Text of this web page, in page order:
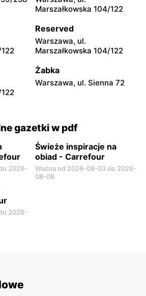
Carrefour
Krasickiego 1 b
Carrefour
63a
Carrefour
Marszałkowska 104/122
Reserved
Warszawa, ul.
Marszałkowska 104/122
Żabka
Warszawa, ul. Sienna 72
gazetki w pdf
2026-
Świeże inspiracje na
obiad - Carrefour
Ważna od 2026-08-03 do 2026-
08-08
2026-